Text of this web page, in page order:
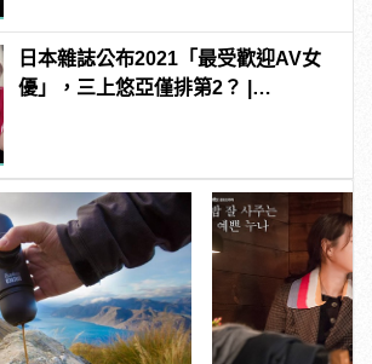
日本雜誌公布2021「最受歡迎AV女
優」，三上悠亞僅排第2？ |